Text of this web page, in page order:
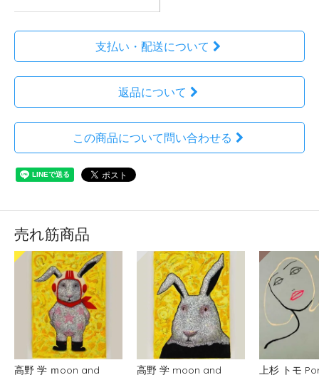
支払い・配送について
返品について
この商品について問い合わせる
売れ筋商品
高野 学 ｍoon and
高野 学 moon and
上杉 トモ